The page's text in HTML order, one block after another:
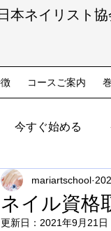
本ネイリスト
コースご案内
今すぐ始める
ネイル資格
mariartschool
更新日： 2021年9月21日